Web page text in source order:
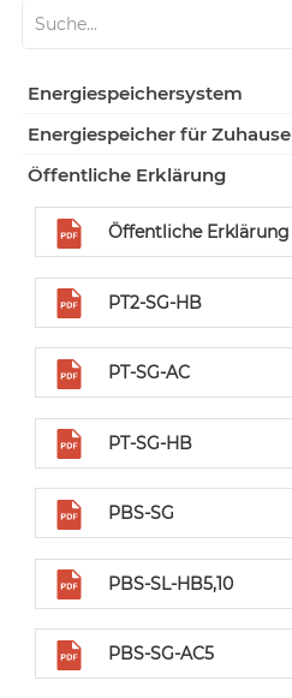
Energiespeichersystem
Energiespeicher für Zuhause
Öffentliche Erklärung
Öffentliche Erklärung
PT2-SG-HB
PT-SG-AC
PT-SG-HB
PBS-SG
PBS-SL-HB5,10
PBS-SG-AC5